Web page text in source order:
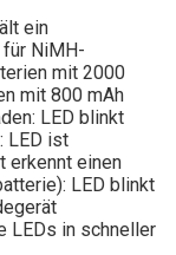
ein
NiMH-
mit 2000
mit 800 mAh
LED blinkt
LED ist
erkennt einen
LED blinkt
LEDs in schneller